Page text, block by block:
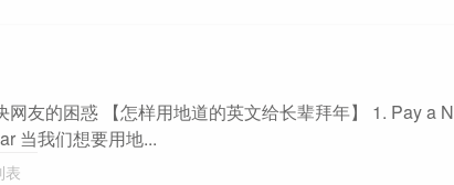
网友的困惑 【怎样用地道的英文给长辈拜年】 1. Pay a N
当我们想要用地...
表